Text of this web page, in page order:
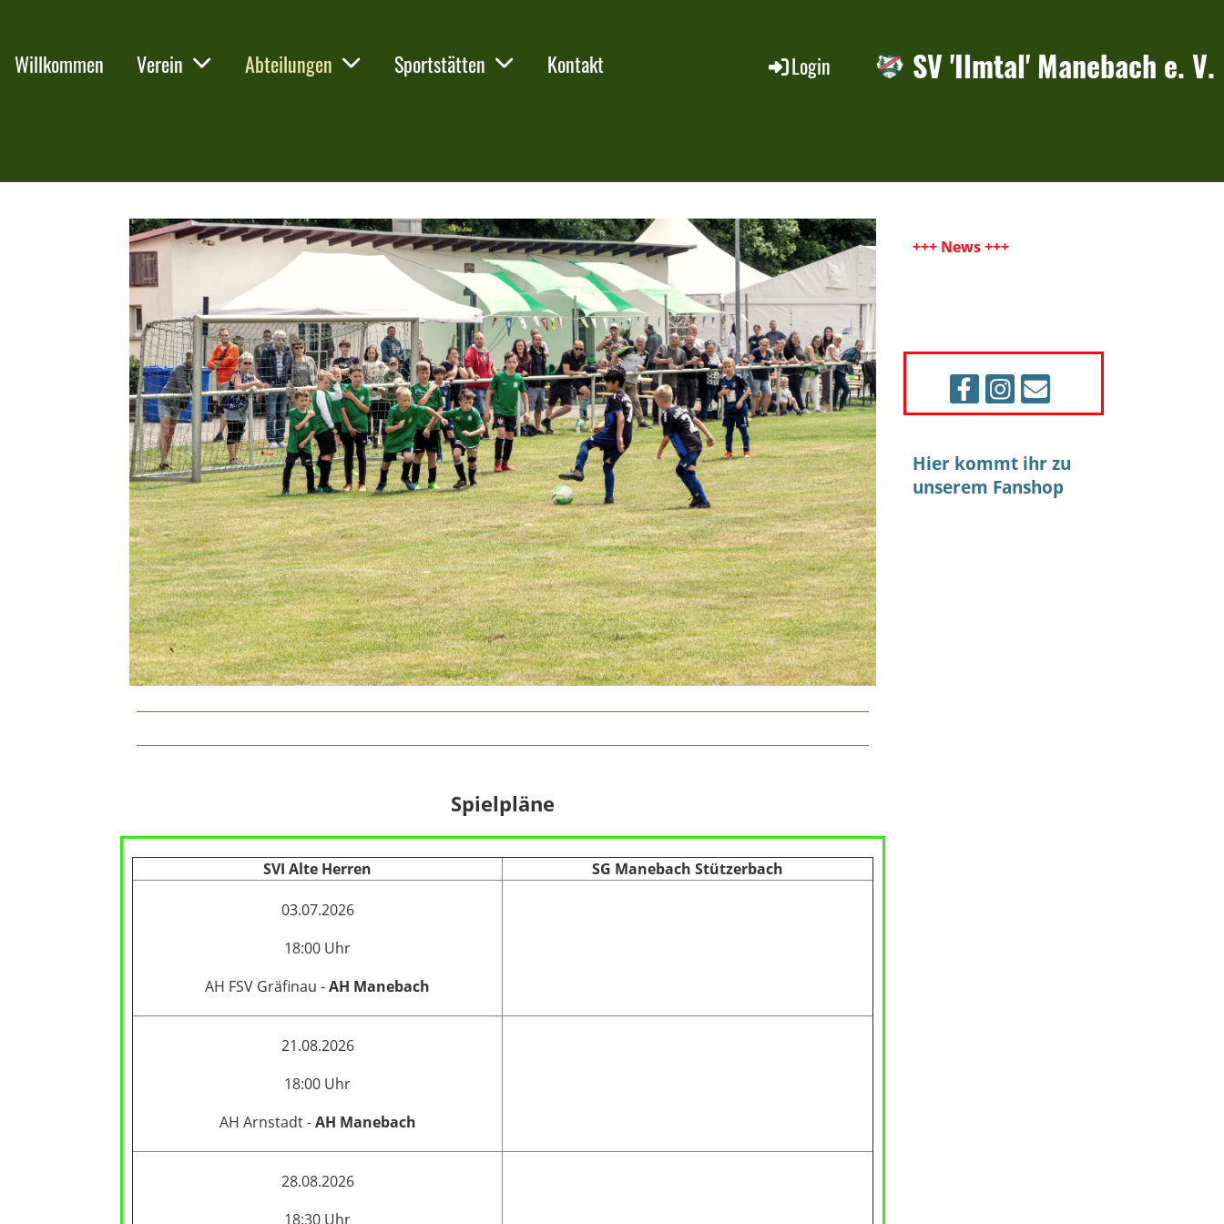
Willkommen Verein Abteilungen Sportstätten Kontakt Login SV 'Ilmtal' Manebach e. V.
Spielpläne
SVI Alte Herren SG Manebach Stützerbach
03.07.2026
18:00 Uhr
AH FSV Gräfinau -AH Manebach
21.08.2026
18:00 Uhr
AH Arnstadt -AH Manebach
28.08.2026
18:30 Uhr
+++ News +++
Hier kommt ihr zu
unserem Fanshop